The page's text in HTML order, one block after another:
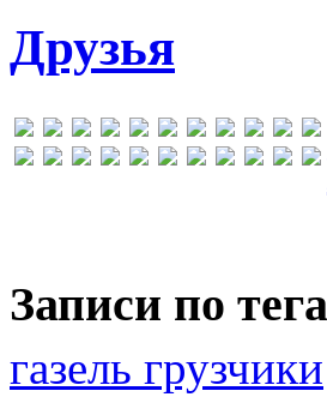
Друзья
Записи по
газель грузчики